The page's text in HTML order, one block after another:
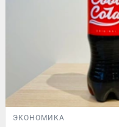
ЭКОНОМИКА